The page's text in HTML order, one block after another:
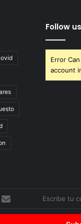
Follow us
Error
account